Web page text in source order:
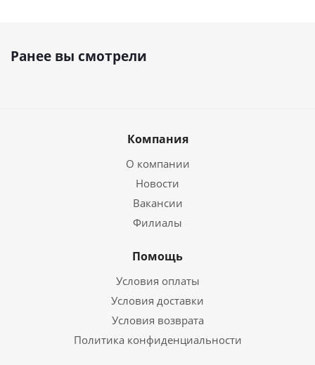
Ранее вы смотрели
Компания
О компании
Новости
Вакансии
Филиалы
Помощь
Условия оплаты
Условия доставки
Условия возврата
Политика конфиденциальности